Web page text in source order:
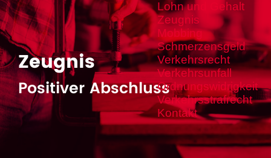
Lohn und Gehalt
Zeugnis
Mobbing
Schmerzensgeld
Verkehrsrecht
Verkehrsunfall
Ordnungswidrigkeit
Verkehrsstrafrecht
Kontakt
Zeugnis
Positiver Abschluss